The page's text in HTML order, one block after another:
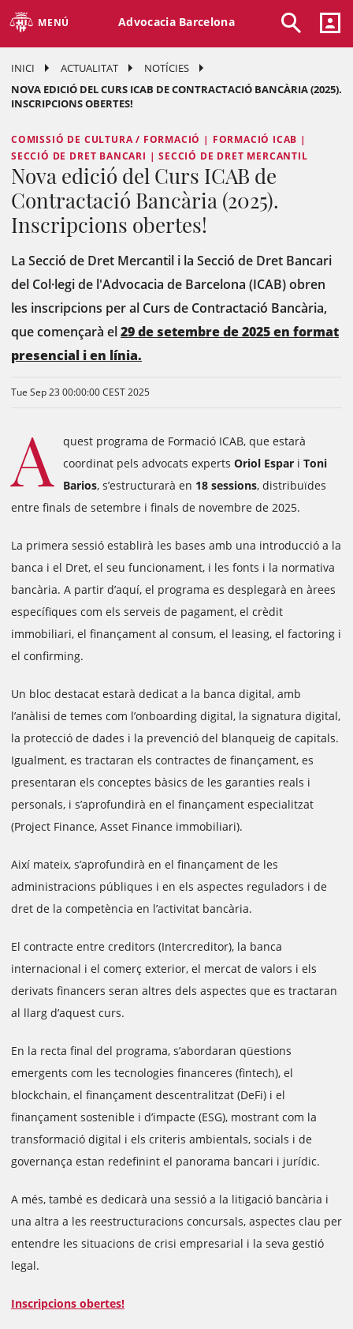
MENÚ Advocacia Barcelona
INICI ACTUALITAT
NOTÍCIES
NOVA EDICIÓ DEL CURS ICAB DE CONTRACTACIÓ BANCÀRIA (2025).
INSCRIPCIONS OBERTES!
COMISSIÓ DE CULTURA / FORMACIÓ | FORMACIÓ ICAB |
SECCIÓ DE DRET BANCARI | SECCIÓ DE DRET MERCANTIL
Nova edició del Curs ICAB de
Contractació Bancària (2025).
Inscripcions obertes!
La Secció de Dret Mercantil i la Secció de Dret Bancari
del Col·legi de l'Advocacia de Barcelona (ICAB) obren
les inscripcions per al Curs de Contractació Bancària,
que començarà el29 de setembre de 2025 en format
presencial i en línia.
Tue Sep 23 00:00:00 CEST 2025
A
quest programa de Formació ICAB, que estarà
coordinat pels advocats experts Oriol Espar i Toni
Barios, s’estructurarà en 18 sessions, distribuïdes
entre finals de setembre i finals de novembre de 2025.
La primera sessió establirà les bases amb una introducció a la
banca i el Dret, el seu funcionament, i les fonts i la normativa
bancària. A partir d’aquí, el programa es desplegarà en àrees
específiques com els serveis de pagament, el crèdit
immobiliari, el finançament al consum, el leasing, el factoring i
el confirming.
Un bloc destacat estarà dedicat a la banca digital, amb
l’anàlisi de temes com l’onboarding digital, la signatura digital,
la protecció de dades i la prevenció del blanqueig de capitals.
Igualment, es tractaran els contractes de finançament, es
presentaran els conceptes bàsics de les garanties reals i
personals, i s’aprofundirà en el finançament especialitzat
(Project Finance, Asset Finance immobiliari).
Així mateix, s’aprofundirà en el finançament de les
administracions públiques i en els aspectes reguladors i de
dret de la competència en l’activitat bancària.
El contracte entre creditors (Intercreditor), la banca
internacional i el comerç exterior, el mercat de valors i els
derivats financers seran altres dels aspectes que es tractaran
al llarg d’aquest curs.
En la recta final del programa, s’abordaran qüestions
emergents com les tecnologies financeres (fintech), el
blockchain, el finançament descentralitzat (DeFi) i el
finançament sostenible i d’impacte (ESG), mostrant com la
transformació digital i els criteris ambientals, socials i de
governança estan redefinint el panorama bancari i jurídic.
A més, també es dedicarà una sessió a la litigació bancària i
una altra a les reestructuracions concursals, aspectes clau per
entendre les situacions de crisi empresarial i la seva gestió
legal.
Inscripcions obertes!